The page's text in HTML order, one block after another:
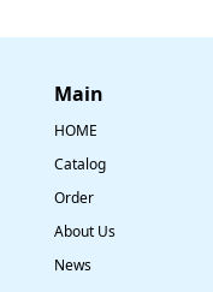
Main
HOME
Catalog
Order
About Us
News